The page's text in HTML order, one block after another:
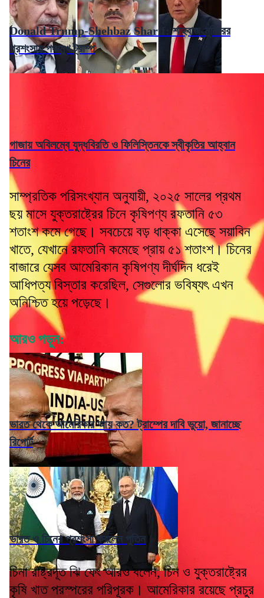
Donald Trump-Shehbaz Sharif: শাহবাজ-মুনিরের
প্রশংসায় পঞ্চমুখ ট্রাম্প
গাজায় অবিলম্বে যুদ্ধবিরতি ও ফিলিস্তিনকে স্বীকৃতির আহ্বান
চিনের
সাম্প্রতিক পরিসংখ্যান অনুযায়ী, ২০২৫ সালের প্রথম
ছয় মাসে যুক্তরাষ্ট্রের চিনে কৃষিপণ্য রফতানি ৫৩
শতাংশ কমে গেছে। সবচেয়ে বড় ধাক্কা এসেছে সয়াবিন
খাতে, যেখানে রফতানি কমেছে প্রায় ৫১ শতাংশ। চিনের
বাজারে যেসব আমেরিকান কৃষিপণ্য দীর্ঘদিন ধরেই
আধিপত্য বিস্তার করেছিল, সেগুলোর ভবিষ্যৎ এখন
অনিশ্চিত হয়ে পড়েছে।
আরও পড়ুন:
ভারত থেকে আমেরিকার আয় কত? ট্রাম্পের দাবি ভুয়ো, জানাচ্ছে
রিপোর্ট
ভারত ও চিনের প্রশংসা করলেন পুতিন
চিনা রাষ্ট্রদূত ঝি ফেং আরও বলেন, চিন ও যুক্তরাষ্ট্রের
কৃষি খাত পরস্পরের পরিপূরক। আমেরিকার রয়েছে প্রচুর